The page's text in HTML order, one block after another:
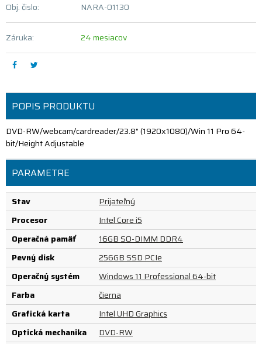
Obj. čislo: NARA-01130
Záruka: 24 mesiacov
POPIS PRODUKTU
DVD-RW/webcam/cardreader/23.8" (1920x1080)/Win 11 Pro 64-
bit/Height Adjustable
PARAMETRE
Stav
Prijateľný
Procesor
Intel Core i5
Operačná pamäť
16GB SO-DIMM DDR4
Pevný disk
256GB SSD PCIe
Operačný systém
Windows 11 Professional 64-bit
Farba
čierna
Grafická karta
Intel UHD Graphics
Optická mechanika
DVD-RW